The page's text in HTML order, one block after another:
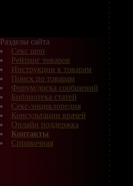
Разделы сайта
Секс шоп
Рейтинг товаров
Инструкции к товарам
Поиск по товарам
Форум/доска сообщений
Библиотека статей
Секс-энциклопедия
Консультации врачей
Онлайн поддержка
Контакты
Справочная